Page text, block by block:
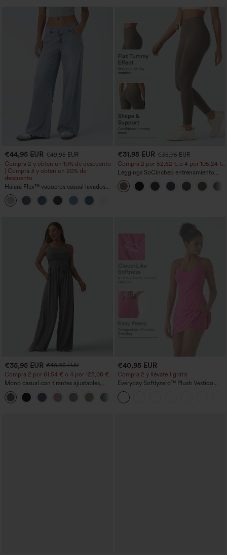
€44,95 EUR €49,95 EUR
Compra 2 y obtén un 10% de descuento
| Compra 3 y obtén un 20% de
descuento
Halara Flex™ vaqueros casual lavados
asimétricos de tiro bajo con bolsillos
con cremallera, corte baggy y pierna
ancha
€31,95 EUR €35,95 EUR
Compra 2 por 52,62 € o 4 por 105,24 €.
Leggings SoCinched entrenamiento
moldeador abdomen bolsillo lateral tiro
alto
€35,95 EUR €40,95 EUR
Compra 2 por 61,54 € o 4 por 123,08 €.
Mono casual con tirantes ajustables,
fruncidos, pierna ancha, tejido jaspeado
y bolsillos - Easy Peezy
€40,95 EUR
Compra 2 y llévate 1 gratis
Everyday Softlyzero™ Plush Vestido
deportivo sin espalda 2 en 1
acampanado -Wannabe -Easy Peezy